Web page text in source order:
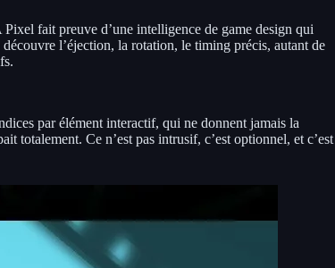
fait preuve d’une intelligence de game design qui
l’éjection, la rotation, le timing précis, autant de
par élément interactif, qui ne donnent jamais la
totalement. Ce n’est pas intrusif, c’est optionnel, et c’est